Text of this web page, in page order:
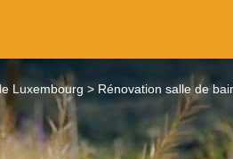
Luxembourg Rénovation salle de